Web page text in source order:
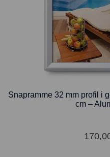
Snapramme 32 mm profil i
cm –